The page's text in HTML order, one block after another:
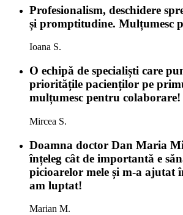
Profesionalism, deschidere
și promptitudine. Mulțumesc
Ioana S.
O echipă de specialiști care
prioritățile pacienților pe
mulțumesc pentru colaborare!
Mircea S.
Doamna doctor Dan Maria
înțeleg cât de importantă e
picioarelor mele și m-a ajutat
am luptat!
Marian M.